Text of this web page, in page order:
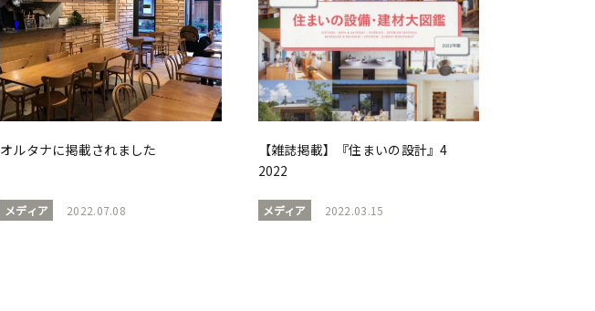
オルタナに掲載されました
メディア 2022.07.08
【雑誌掲載】『住まいの設計』4
2022
メディア 2022.03.15